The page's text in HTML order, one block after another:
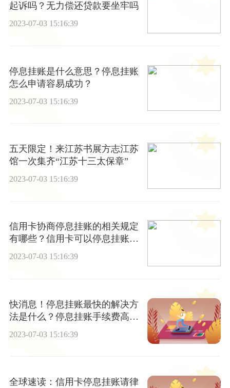
起诉吗？无力偿还贷款要坐牢吗
2023-07-03 15:16:39
停息挂账是什么意思？停息挂账
怎么申请容易成功？
2023-07-03 15:16:39
五天限定！来江苏书展方志江苏
馆一次集齐“江苏十三太保章”
2023-07-03 15:16:39
信用卡协商停息挂账的相关规定
有哪些？信用卡可以停息挂账
吗？
2023-07-03 15:16:39
快消息！停息挂账最快的解决方
法是什么？停息挂账手续费高不
2023-07-03 15:16:39
全球速读：信用卡停息挂账请律